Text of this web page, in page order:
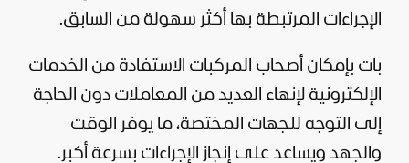
الإجراءات المرتبطة بها أكثر سهولة من السابق.
بات بإمكان أصحاب المركبات الاستفادة من الخدمات
الإلكترونية لإنهاء العديد من المعاملات دون الحاجة
إلى التوجه للجهات المختصة، ما يوفر الوقت
والجهد ويساعد على إنجاز الإجراءات بسرعة أكبر.